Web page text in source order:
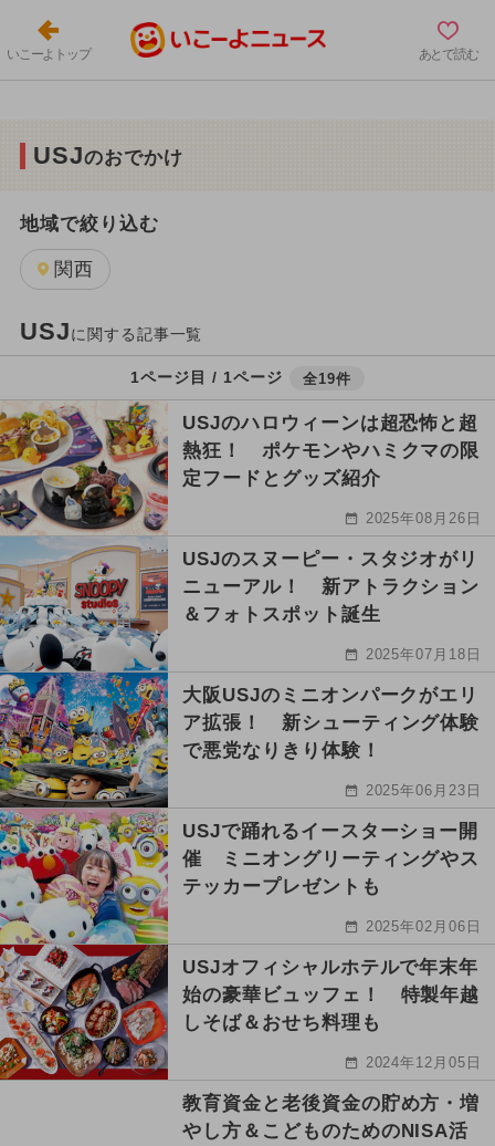
いこーよトップ あとで読む
USJのおでかけ
地域で絞り込む
関西
USJに関する記事一覧
1ページ目 / 1ページ 全19件
USJのハロウィーンは超恐怖と超
熱狂！ ポケモンやハミクマの限
定フードとグッズ紹介
2025年08月26日
USJのスヌーピー・スタジオがリ
ニューアル！ 新アトラクション
＆フォトスポット誕生
2025年07月18日
大阪USJのミニオンパークがエリ
ア拡張！ 新シューティング体験
で悪党なりきり体験！
2025年06月23日
USJで踊れるイースターショー開
催 ミニオングリーティングやス
テッカープレゼントも
2025年02月06日
USJオフィシャルホテルで年末年
始の豪華ビュッフェ！ 特製年越
しそば＆おせち料理も
2024年12月05日
教育資金と老後資金の貯め方・増
やし方＆こどものためのNISA活